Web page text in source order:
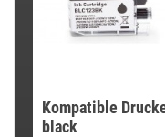
Kompatible
black